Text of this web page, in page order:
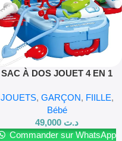
SAC À DOS JOUET 4 EN 1
JOUETS, GARÇON, FIILLE,
Bébé
د.ت
Commander sur WhatsApp